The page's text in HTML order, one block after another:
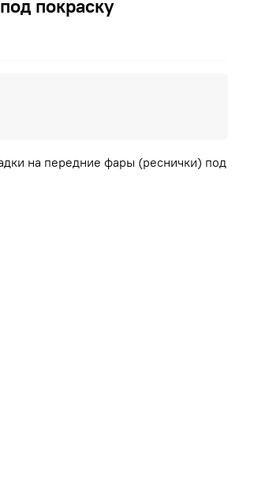
покраску
на передние фары (реснички) под